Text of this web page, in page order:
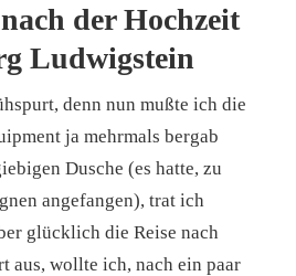
der Hochzeit
Ludwigstein
denn nun mußte ich die
ja mehrmals bergab
Dusche (es hatte, zu
angefangen), trat ich
glücklich die Reise nach
aus, wollte ich, nach ein paar